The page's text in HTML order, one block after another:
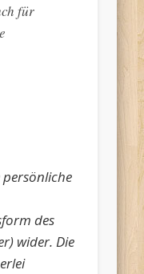
für
persönliche
des
wider. Die